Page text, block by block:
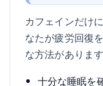
カフェインだけ
なたが疲労回復
な方法があります
十分な睡眠を